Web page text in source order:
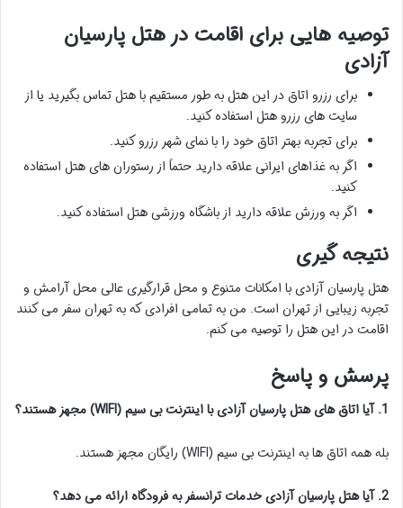
توصیه هایی برای اقامت در هتل پارسیان
آزادی
برای رزرو اتاق در این هتل به طور مستقیم با هتل تماس بگیرید یا از
سایت های رزرو هتل استفاده کنید.
برای تجربه بهتر اتاق خود را با نمای شهر رزرو کنید.
اگر به غذاهای ایرانی علاقه دارید حتماً از رستوران های هتل استفاده
کنید.
اگر به ورزش علاقه دارید از باشگاه ورزشی هتل استفاده کنید.
نتیجه گیری
هتل پارسیان آزادی با امکانات متنوع و محل قرارگیری عالی محل آرامش و
تجربه زیبایی از تهران است. من به تمامی افرادی که به تهران سفر می کنند
اقامت در این هتل را توصیه می کنم.
پرسش و پاسخ
1. آیا اتاق های هتل پارسیان آزادی با اینترنت بی سیم (WIFI) مجهز هستند؟
بله همه اتاق ها به اینترنت بی سیم (WIFI) رایگان مجهز هستند.
2. آیا هتل پارسیان آزادی خدمات ترانسفر به فرودگاه ارائه می دهد؟